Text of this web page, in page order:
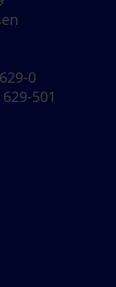
0
501